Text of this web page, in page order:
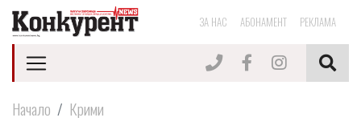
ЗА НАС АБОНАМЕНТ РЕКЛАМА
Начало Крими